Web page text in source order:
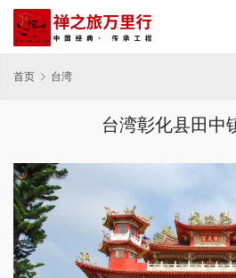
首页 台湾
台湾彰化县田中